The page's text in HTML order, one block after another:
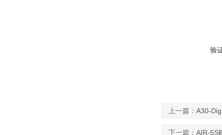
验
上一篇： A30-
下一篇： AIR-5S